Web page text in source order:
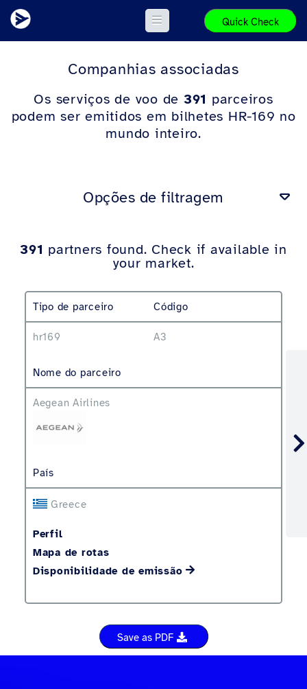
Quick Check
Companhias associadas
Os serviços de voo de 391 parceiros
podem ser emitidos em bilhetes HR-169 no
mundo inteiro.
Opções de filtragem
391 partners found. Check if available in
your market.
Tipo de parceiro Código
hr169 A3
Nome do parceiro
Aegean Airlines
País
Greece
Perfil
Mapa de rotas
Disponibilidade de emissão
Save as PDF